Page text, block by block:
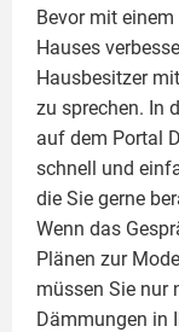
Bevor mit
Hauses
Hausbesitzer
zu sprechen. In
auf dem Portal
schnell und
die Sie gerne
Wenn das
Plänen zur
müssen Sie nur
Dämmungen in